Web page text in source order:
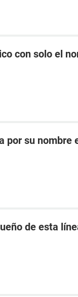
con solo el
por su nombre
de esta